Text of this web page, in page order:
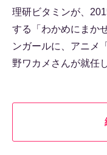
理研ビタミンが、
する「わかめにまか
ンガールに、アニメ
野ワカメさんが就任